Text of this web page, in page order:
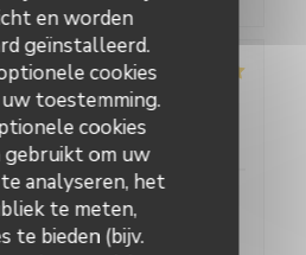
en worden
geïnstalleerd.
cookies
toestemming.
cookies
om uw
analyseren, het
te meten,
te bieden (bijv.
2
: 4 Keuken 5 /5
Kwaliteit / Prijs
voor een eerlijke prijs. Water
2-persoons tafeltjes zijn wat
niet veel ruimte.